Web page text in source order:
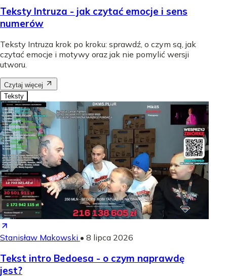
Teksty Intruza - jak czytać emocje i sens
numerów
Teksty Intruza krok po kroku: sprawdź, o czym są, jak
czytać emocje i motywy oraz jak nie pomylić wersji
utworu.
Czytaj więcej
Teksty
Stanisław Makowski • 8 lipca 2026
Tekst intro Bedoesa - o czym naprawdę
jest?